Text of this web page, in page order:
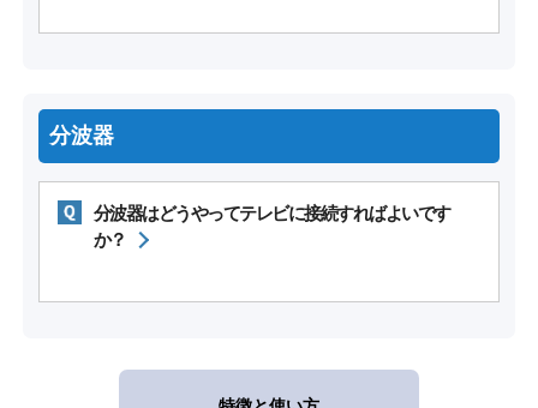
分波器
分波器はどうやってテレビに接続すればよいです
か？